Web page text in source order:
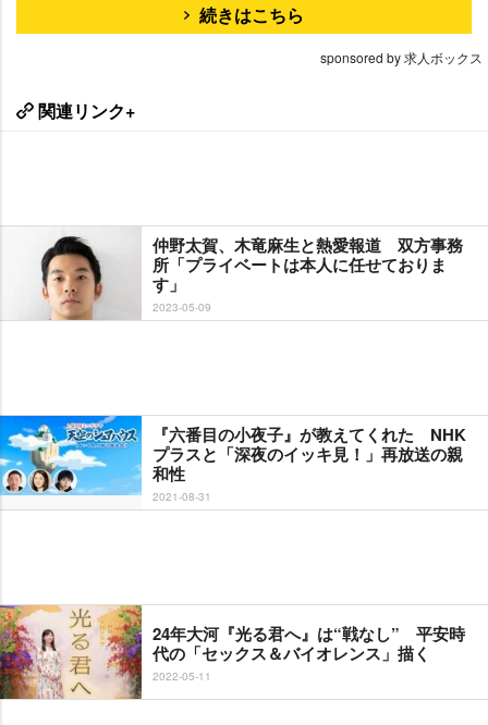
続きはこちら
sponsored by 求人ボックス
関連リンク+
仲野太賀、木竜麻生と熱愛報道 双方事務
所「プライベートは本人に任せておりま
す」
2023-05-09
『六番目の小夜子』が教えてくれた NHK
プラスと「深夜のイッキ見！」再放送の親
和性
2021-08-31
24年大河『光る君へ』は“戦なし” 平安時
代の「セックス＆バイオレンス」描く
2022-05-11